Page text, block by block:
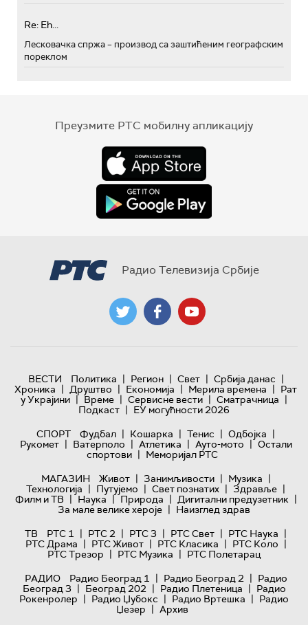
Re: Eh...
Лесковачка спржа – производ са заштићеним географским
пореклом
Преузмите РТС мобилну апликацију
Радио Телевизија Србије
ВЕСТИ Политика | Регион | Свет | Србија данас |
Хроника | Друштво | Економија | Мерила времена | Рат
у Украјини | Време | Сервисне вести | Сматрачница |
Подкаст | ЕУ могућности 2026
СПОРТ
Фудбал | Кошарка | Тенис | Одбојка |
Рукомет | Ватерполо | Атлетика | Ауто-мото | Остали
спортови | Меморијал РТС
МАГАЗИН
Живот | Занимљивости | Музика |
Технологијa | Путујемо | Свет познатих | Здравље |
Филм и ТВ | Наука | Природа | Дигитални предузетник |
За мале велике хероје | Наизглед здрав
ТВ
РТС 1 | РТС 2 | РТС 3 | РТС Свет | РТС Наука |
РТС Драма | РТС Живот | РТС Класика | РТС Коло |
РТС Трезор | РТС Музика | РТС Полетарац
РАДИО
Радио Београд 1 | Радио Београд 2 | Радио
Београд 3 | Београд 202 | Радио Плетеница | Радио
Рокенролер | Радио Џубокс | Радио Вртешка | Радио
Џезер | Архив